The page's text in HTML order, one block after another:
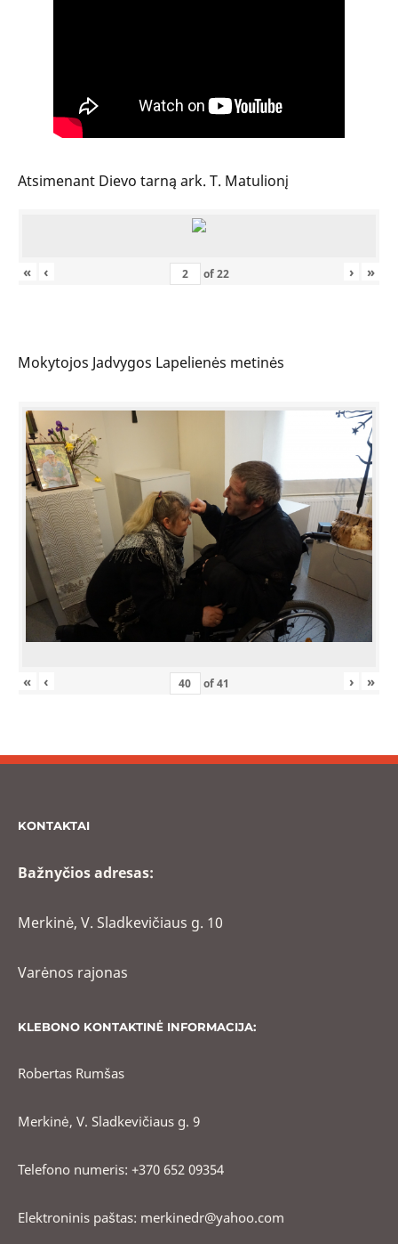
Atsimenant Dievo tarną ark. T. Matulionį
« ‹ of22 › »
Mokytojos Jadvygos Lapelienės metinės
« ‹ of41 › »
KONTAKTAI
Bažnyčios adresas:
Merkinė, V. Sladkevičiaus g. 10
Varėnos rajonas
KLEBONO KONTAKTINĖ INFORMACIJA:
Robertas Rumšas
Merkinė, V. Sladkevičiaus g. 9
Telefono numeris: +370 652 09354
Elektroninis paštas: merkinedr@yahoo.com